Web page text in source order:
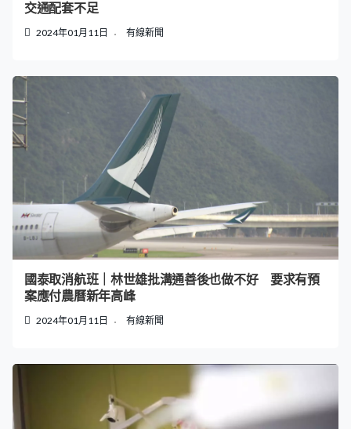
交通配套不足
2024年01月11日 有線新聞
國泰取消航班｜林世雄批溝通善後也做不好 要求有預
案應付農曆新年高峰
2024年01月11日 有線新聞